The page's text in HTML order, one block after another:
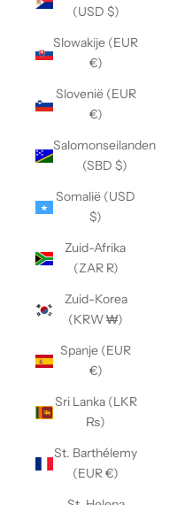
(USD $)
Slowakije (EUR
€)
Slovenië (EUR
€)
Salomonseilanden
(SBD $)
Somalië (USD
$)
Zuid-Afrika
(ZAR R)
Zuid-Korea
(KRW ₩)
Spanje (EUR
€)
Sri Lanka (LKR
₨)
St. Barthélemy
(EUR €)